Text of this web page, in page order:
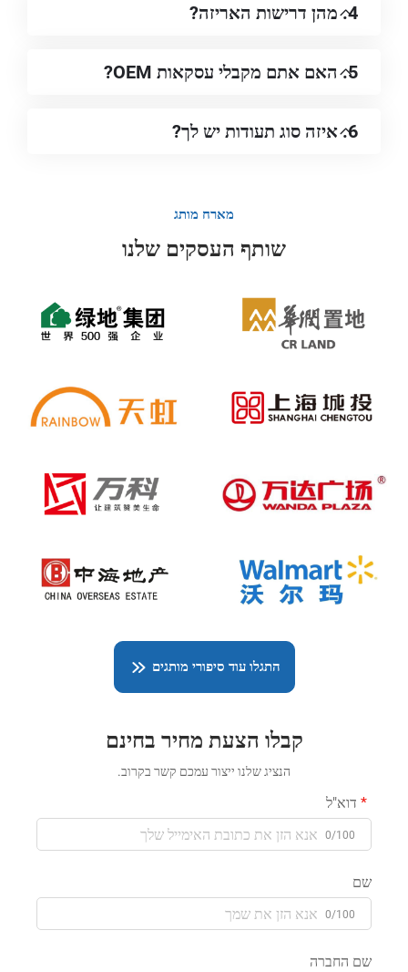
4. מהן דרישות האריזה?
5. האם אתם מקבלי עסקאות OEM?
6. איזה סוג תעודות יש לך?
מארח מותג
שותף העסקים שלנו
התגלו עוד סיפורי מותגים
קבלו הצעת מחיר בחינם
הנציג שלנו ייצור עמכם קשר בקרוב.
דוא"ל
0/100
שם
0/100
שם החברה